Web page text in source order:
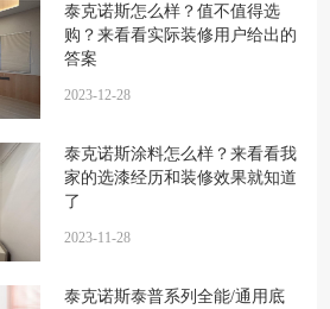
泰克诺斯怎么样？值不值得选
购？来看看实际装修用户给出的
答案
2023-12-28
泰克诺斯涂料怎么样？来看看我
家的选漆经历和装修效果就知道
了
2023-11-28
泰克诺斯泰普系列全能/通用底